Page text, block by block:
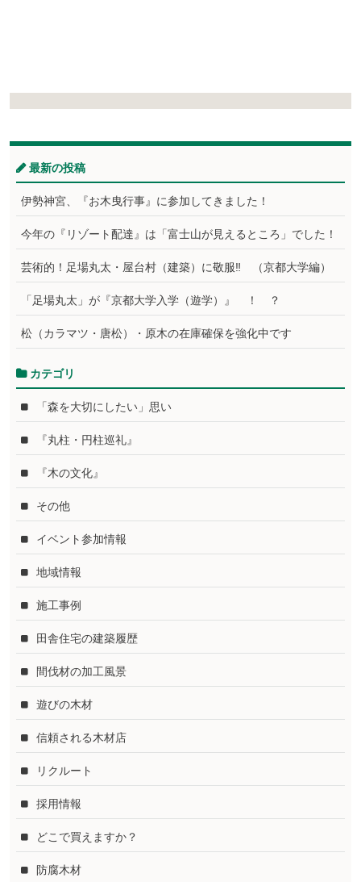
最新の投稿
伊勢神宮、『お木曳行事』に参加してきました！
今年の『リゾート配達』は「富士山が見えるところ」でした！
芸術的！足場丸太・屋台村（建築）に敬服‼ （京都大学編）
「足場丸太」が『京都大学入学（遊学）』 ！ ？
松（カラマツ・唐松）・原木の在庫確保を強化中です
カテゴリ
「森を大切にしたい」思い
『丸柱・円柱巡礼』
『木の文化』
その他
イベント参加情報
地域情報
施工事例
田舎住宅の建築履歴
間伐材の加工風景
遊びの木材
信頼される木材店
リクルート
採用情報
どこで買えますか？
防腐木材